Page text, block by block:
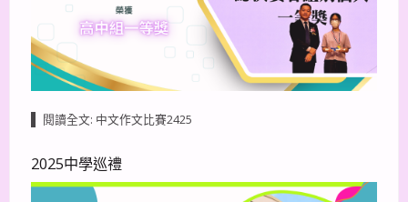
閱讀全文: 中文作文比賽2425
2025中學巡禮